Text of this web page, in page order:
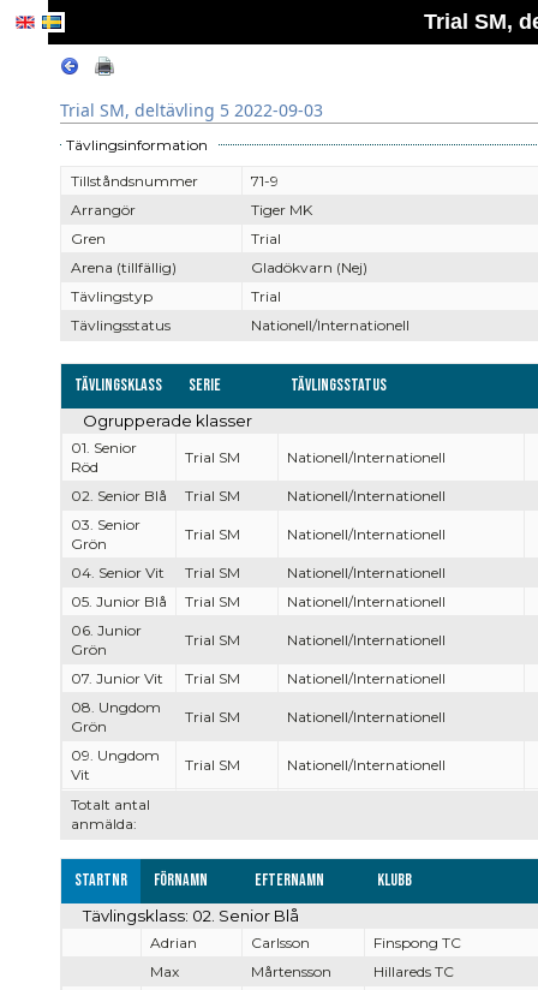
Trial SM,
Trial SM, deltävling 5 2022-09-03
Tävlingsinformation
Tillståndsnummer
71-9
Arrangör
Tiger MK
Gren
Trial
Arena (tillfällig)
Gladökvarn (Nej)
Tävlingstyp
Trial
Tävlingsstatus
Nationell/Internationell
Tävlingsklass Serie Tävlingsstatus
Totalt antal
anmälda:
Ogrupperade klasser
01. Senior
Röd
Trial SM Nationell/Internationell
02. Senior Blå Trial SM
Nationell/Internationell
03. Senior
Grön
Trial SM Nationell/Internationell
04. Senior Vit Trial SM
Nationell/Internationell
05. Junior Blå
Trial SM
Nationell/Internationell
06. Junior
Grön
Trial SM Nationell/Internationell
07. Junior Vit Trial SM
Nationell/Internationell
08. Ungdom
Grön
Trial SM Nationell/Internationell
09. Ungdom
Vit
Trial SM Nationell/Internationell
Startnr Förnamn Efternamn Klubb
Tävlingsklass: 02. Senior Blå
Adrian Carlsson
Finspong TC
Max
Mårtensson
Hillareds TC